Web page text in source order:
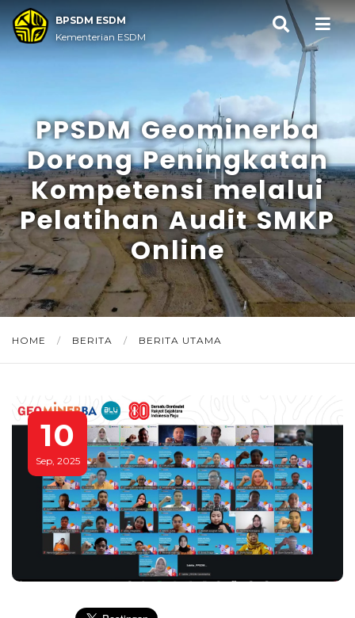
BPSDM ESDM
Kementerian ESDM
PPSDM Geominerba
Dorong Peningkatan
Kompetensi melalui
Pelatihan Audit SMKP
Online
HOME / BERITA / BERITA UTAMA
10
Sep, 2025